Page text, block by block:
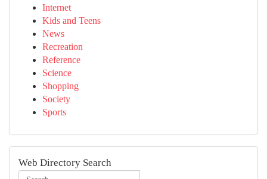
Internet
Kids and Teens
News
Recreation
Reference
Science
Shopping
Society
Sports
Web Directory Search